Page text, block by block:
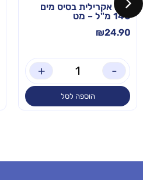
לכה אקרילית בסיס מים
140 מ"ל – מט
₪24.90
-
+
הוספה לסל